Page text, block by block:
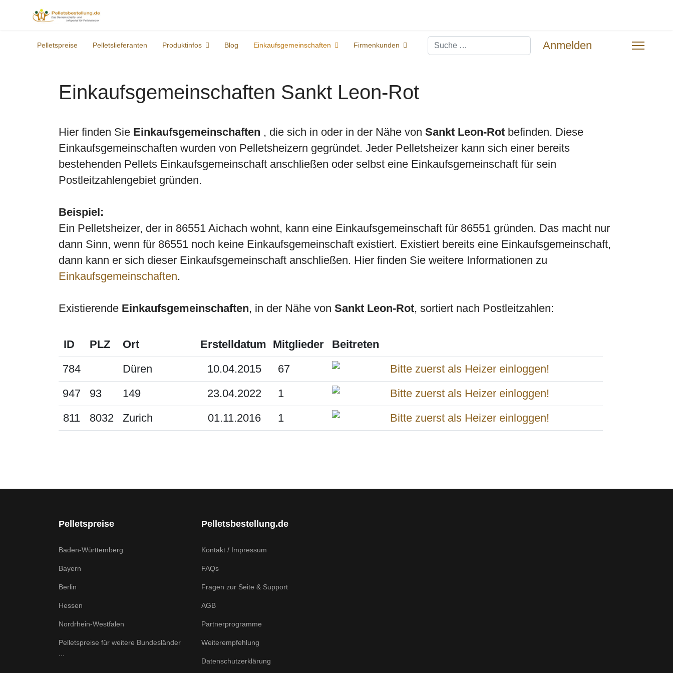
Pelletspreise Pelletslieferanten Produktinfos Blog Einkaufsgemeinschaften Firmenkunden Suchen Anmelden
Einkaufsgemeinschaften Sankt Leon-Rot
Hier finden Sie Einkaufsgemeinschaften , die sich in oder in der Nähe von Sankt Leon-Rot befinden. Diese
Einkaufsgemeinschaften wurden von Pelletsheizern gegründet. Jeder Pelletsheizer kann sich einer bereits
bestehenden Pellets Einkaufsgemeinschaft anschließen oder selbst eine Einkaufsgemeinschaft für sein
Postleitzahlengebiet gründen.
Beispiel:
Ein Pelletsheizer, der in 86551 Aichach wohnt, kann eine Einkaufsgemeinschaft für 86551 gründen. Das macht nur
dann Sinn, wenn für 86551 noch keine Einkaufsgemeinschaft existiert. Existiert bereits eine Einkaufsgemeinschaft,
dann kann er sich dieser Einkaufsgemeinschaft anschließen. Hier finden Sie weitere Informationen zu
Einkaufsgemeinschaften.
Existierende Einkaufsgemeinschaften, in der Nähe von Sankt Leon-Rot, sortiert nach Postleitzahlen:
ID PLZ Ort Erstelldatum Mitglieder
Beitreten
784
Düren 10.04.2015
67
947
93 149 23.04.2022
1
811
8032 Zurich 01.11.2016 1
Pelletspreise
Baden-Württemberg
Bayern
Berlin
Hessen
Nordrhein-Westfalen
Pelletspreise für weitere Bundesländer
Pelletsbestellung.de
Kontakt / Impressum
FAQs
Fragen zur Seite & Support
AGB
Partnerprogramme
Weiterempfehlung
Datenschutzerklärung